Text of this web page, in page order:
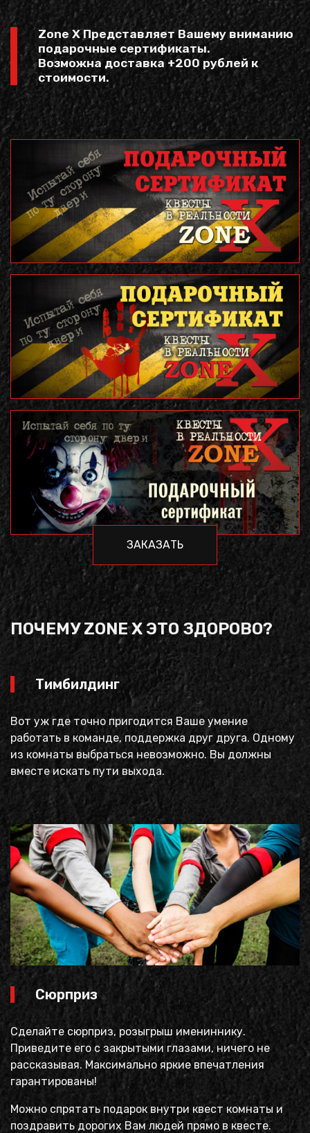
Zone X Представляет Вашему вниманию
подарочные сертификаты.
Возможна доставка +200 рублей к
стоимости.
ЗАКАЗАТЬ
ПОЧЕМУ ZONE X ЭТО ЗДОРОВО?
Тимбилдинг
Вот уж где точно пригодится Ваше умение
работать в команде, поддержка друг друга. Одному
из комнаты выбраться невозможно. Вы должны
вместе искать пути выхода.
Сюрприз
Сделайте сюрприз, розыгрыш имениннику.
Приведите его с закрытыми глазами, ничего не
рассказывая. Максимально яркие впечатления
гарантированы!
Можно спрятать подарок внутри квест комнаты и
поздравить дорогих Вам людей прямо в квесте.